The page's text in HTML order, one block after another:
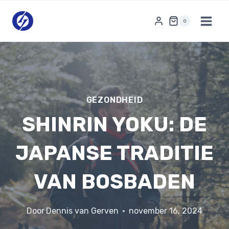
naar
inhoud
0
GEZONDHEID
SHINRIN YOKU: DE
JAPANSE TRADITIE
VAN BOSBADEN
Door Dennis van Gerven november 16, 2024